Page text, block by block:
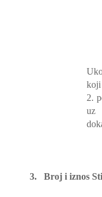
2.
uz
3. Broj i iznos